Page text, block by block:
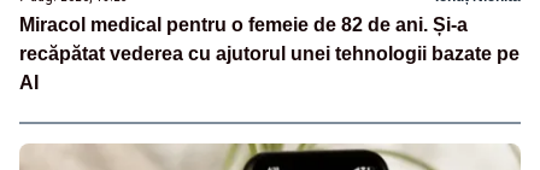
Miracol medical pentru o femeie de 82 de ani. Și-a
recăpătat vederea cu ajutorul unei tehnologii bazate pe
AI